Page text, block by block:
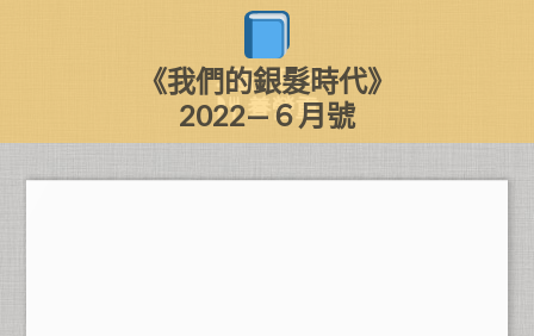
《我們的銀髮時代》
2022—６月號
本期主題：
重營養